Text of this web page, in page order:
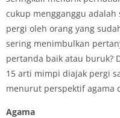
cukup mengganggu
pergi oleh orang yang
sering menimbulkan
pertanda baik atau buruk?
15 arti mimpi diajak pergi
menurut perspektif agama
Agama